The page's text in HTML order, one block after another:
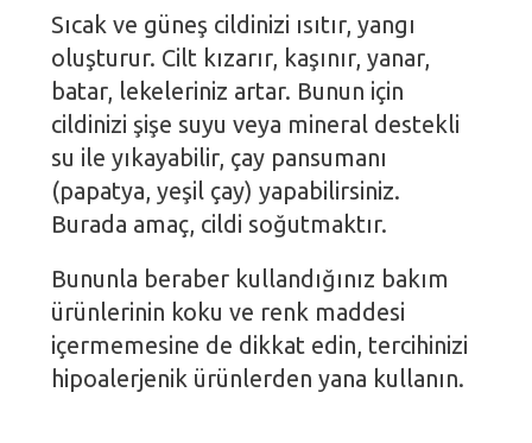
Sıcak ve güneş cildinizi ısıtır, yangı
oluşturur. Cilt kızarır, kaşınır, yanar,
batar, lekeleriniz artar. Bunun için
cildinizi şişe suyu veya mineral destekli
su ile yıkayabilir, çay pansumanı
(papatya, yeşil çay) yapabilirsiniz.
Burada amaç, cildi soğutmaktır.
Bununla beraber kullandığınız bakım
ürünlerinin koku ve renk maddesi
içermemesine de dikkat edin, tercihinizi
hipoalerjenik ürünlerden yana kullanın.